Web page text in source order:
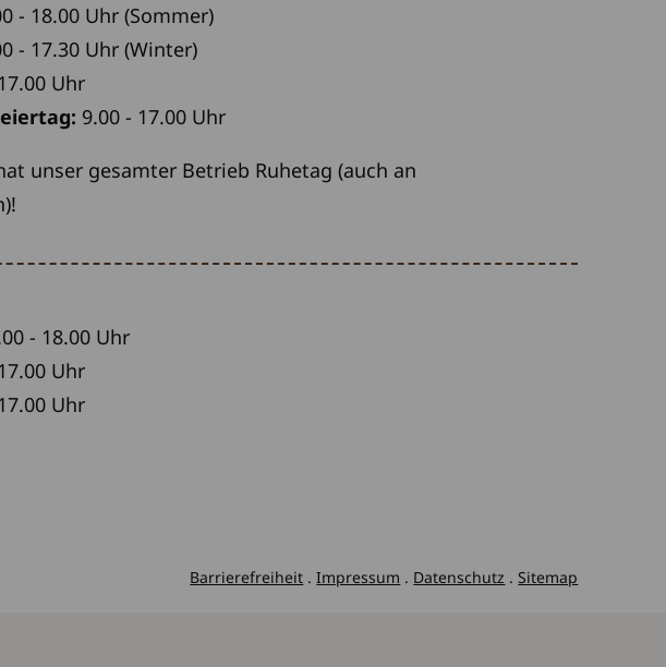
- 18.00 Uhr (Sommer)
- 17.30 Uhr (Winter)
Uhr
9.00 - 17.00 Uhr
unser gesamter Betrieb Ruhetag (auch an
- 18.00 Uhr
Uhr
Uhr
Barrierefreiheit .Impressum . Datenschutz .Sitemap